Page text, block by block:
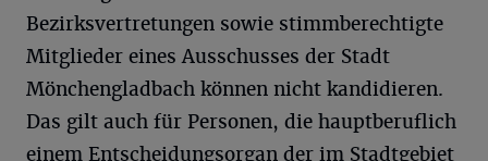
Bezirksvertretungen sowie stimmberechtigte
Mitglieder eines Ausschusses der Stadt
Mönchengladbach können nicht kandidieren.
Das gilt auch für Personen, die hauptberuflich
einem Entscheidungsorgan der im Stadtgebiet